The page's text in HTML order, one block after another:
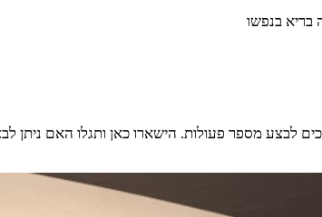
בריא בנפשו
לבצע מספר פעולות. הישארו כאן ותגלו האם ניתן